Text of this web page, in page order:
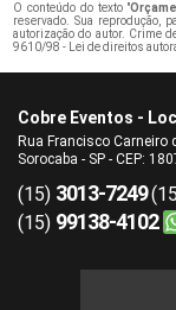
O conteúdo do texto "
reservado. Sua reprodução,
autorização do autor. Crime
9610/98 - Lei de direitos
Cobre Eventos -
Rua Francisco Carneiro
Sorocaba - SP - CEP:
(15) 3013-7249
(15) 99138-4102